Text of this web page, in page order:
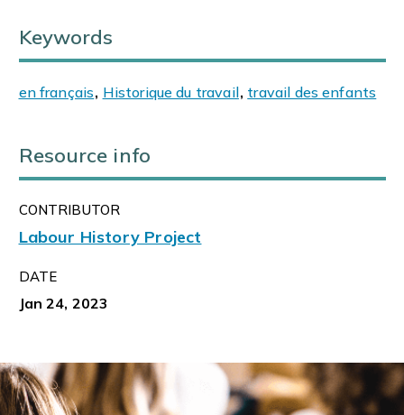
Keywords
en français, Historique du travail, travail des enfants
Resource info
CONTRIBUTOR
Labour History Project
DATE
Jan 24, 2023